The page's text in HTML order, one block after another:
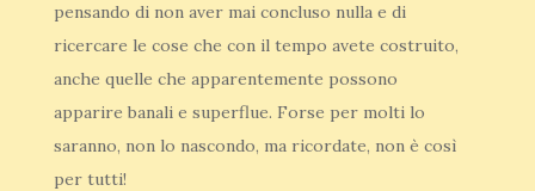
pensando di non aver mai concluso nulla e di
ricercare le cose che con il tempo avete costruito,
anche quelle che apparentemente possono
apparire banali e superflue. Forse per molti lo
saranno, non lo nascondo, ma ricordate, non è così
per tutti!